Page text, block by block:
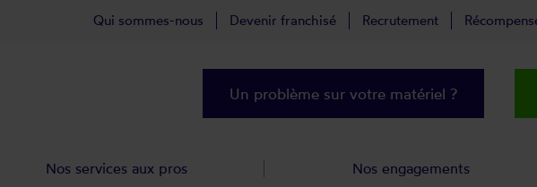
Qui sommes-nous Devenir franchisé Recrutement
Un problème sur votre matériel ?
Nos services aux pros Nos engagements